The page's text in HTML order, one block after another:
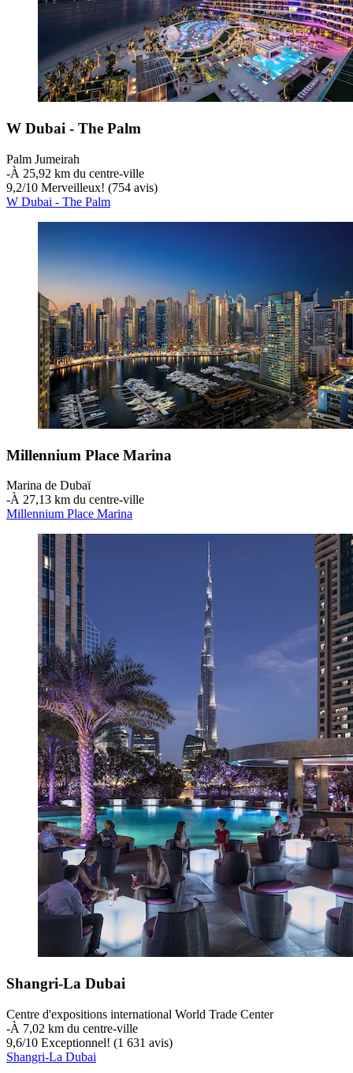
W Dubai - The Palm
Palm Jumeirah
‐À 25,92 km du centre-ville
9,2/10 Merveilleux! (754 avis)
W Dubai - The Palm
Millennium Place Marina
Marina de Dubaï
‐À 27,13 km du centre-ville
Millennium Place Marina
Shangri-La Dubai
Centre d'expositions international World Trade Center
‐À 7,02 km du centre-ville
9,6/10 Exceptionnel! (1 631 avis)
Shangri-La Dubai